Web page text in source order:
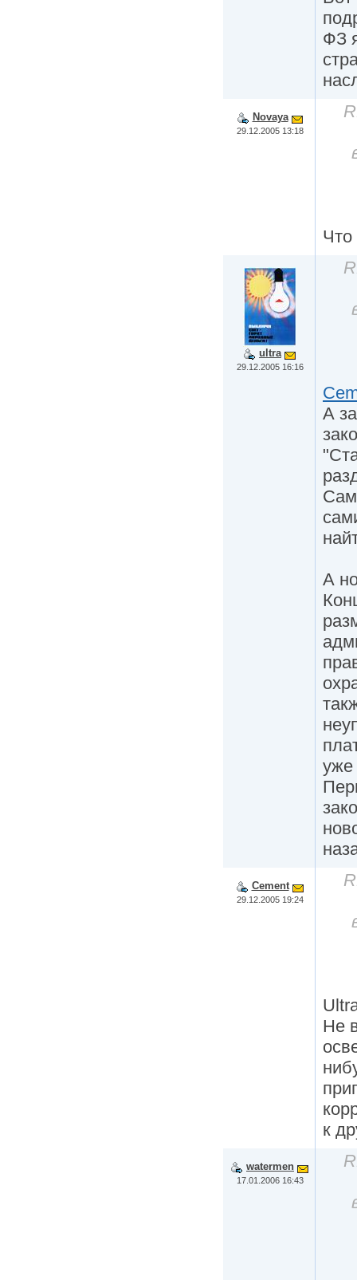
ФЗ
Novaya
29.12.2005 13:18
Что
ultra
29.12.2005 16:16
А
А
уже
Cement
29.12.2005 19:24
Не
к
watermen
17.01.2006 16:43